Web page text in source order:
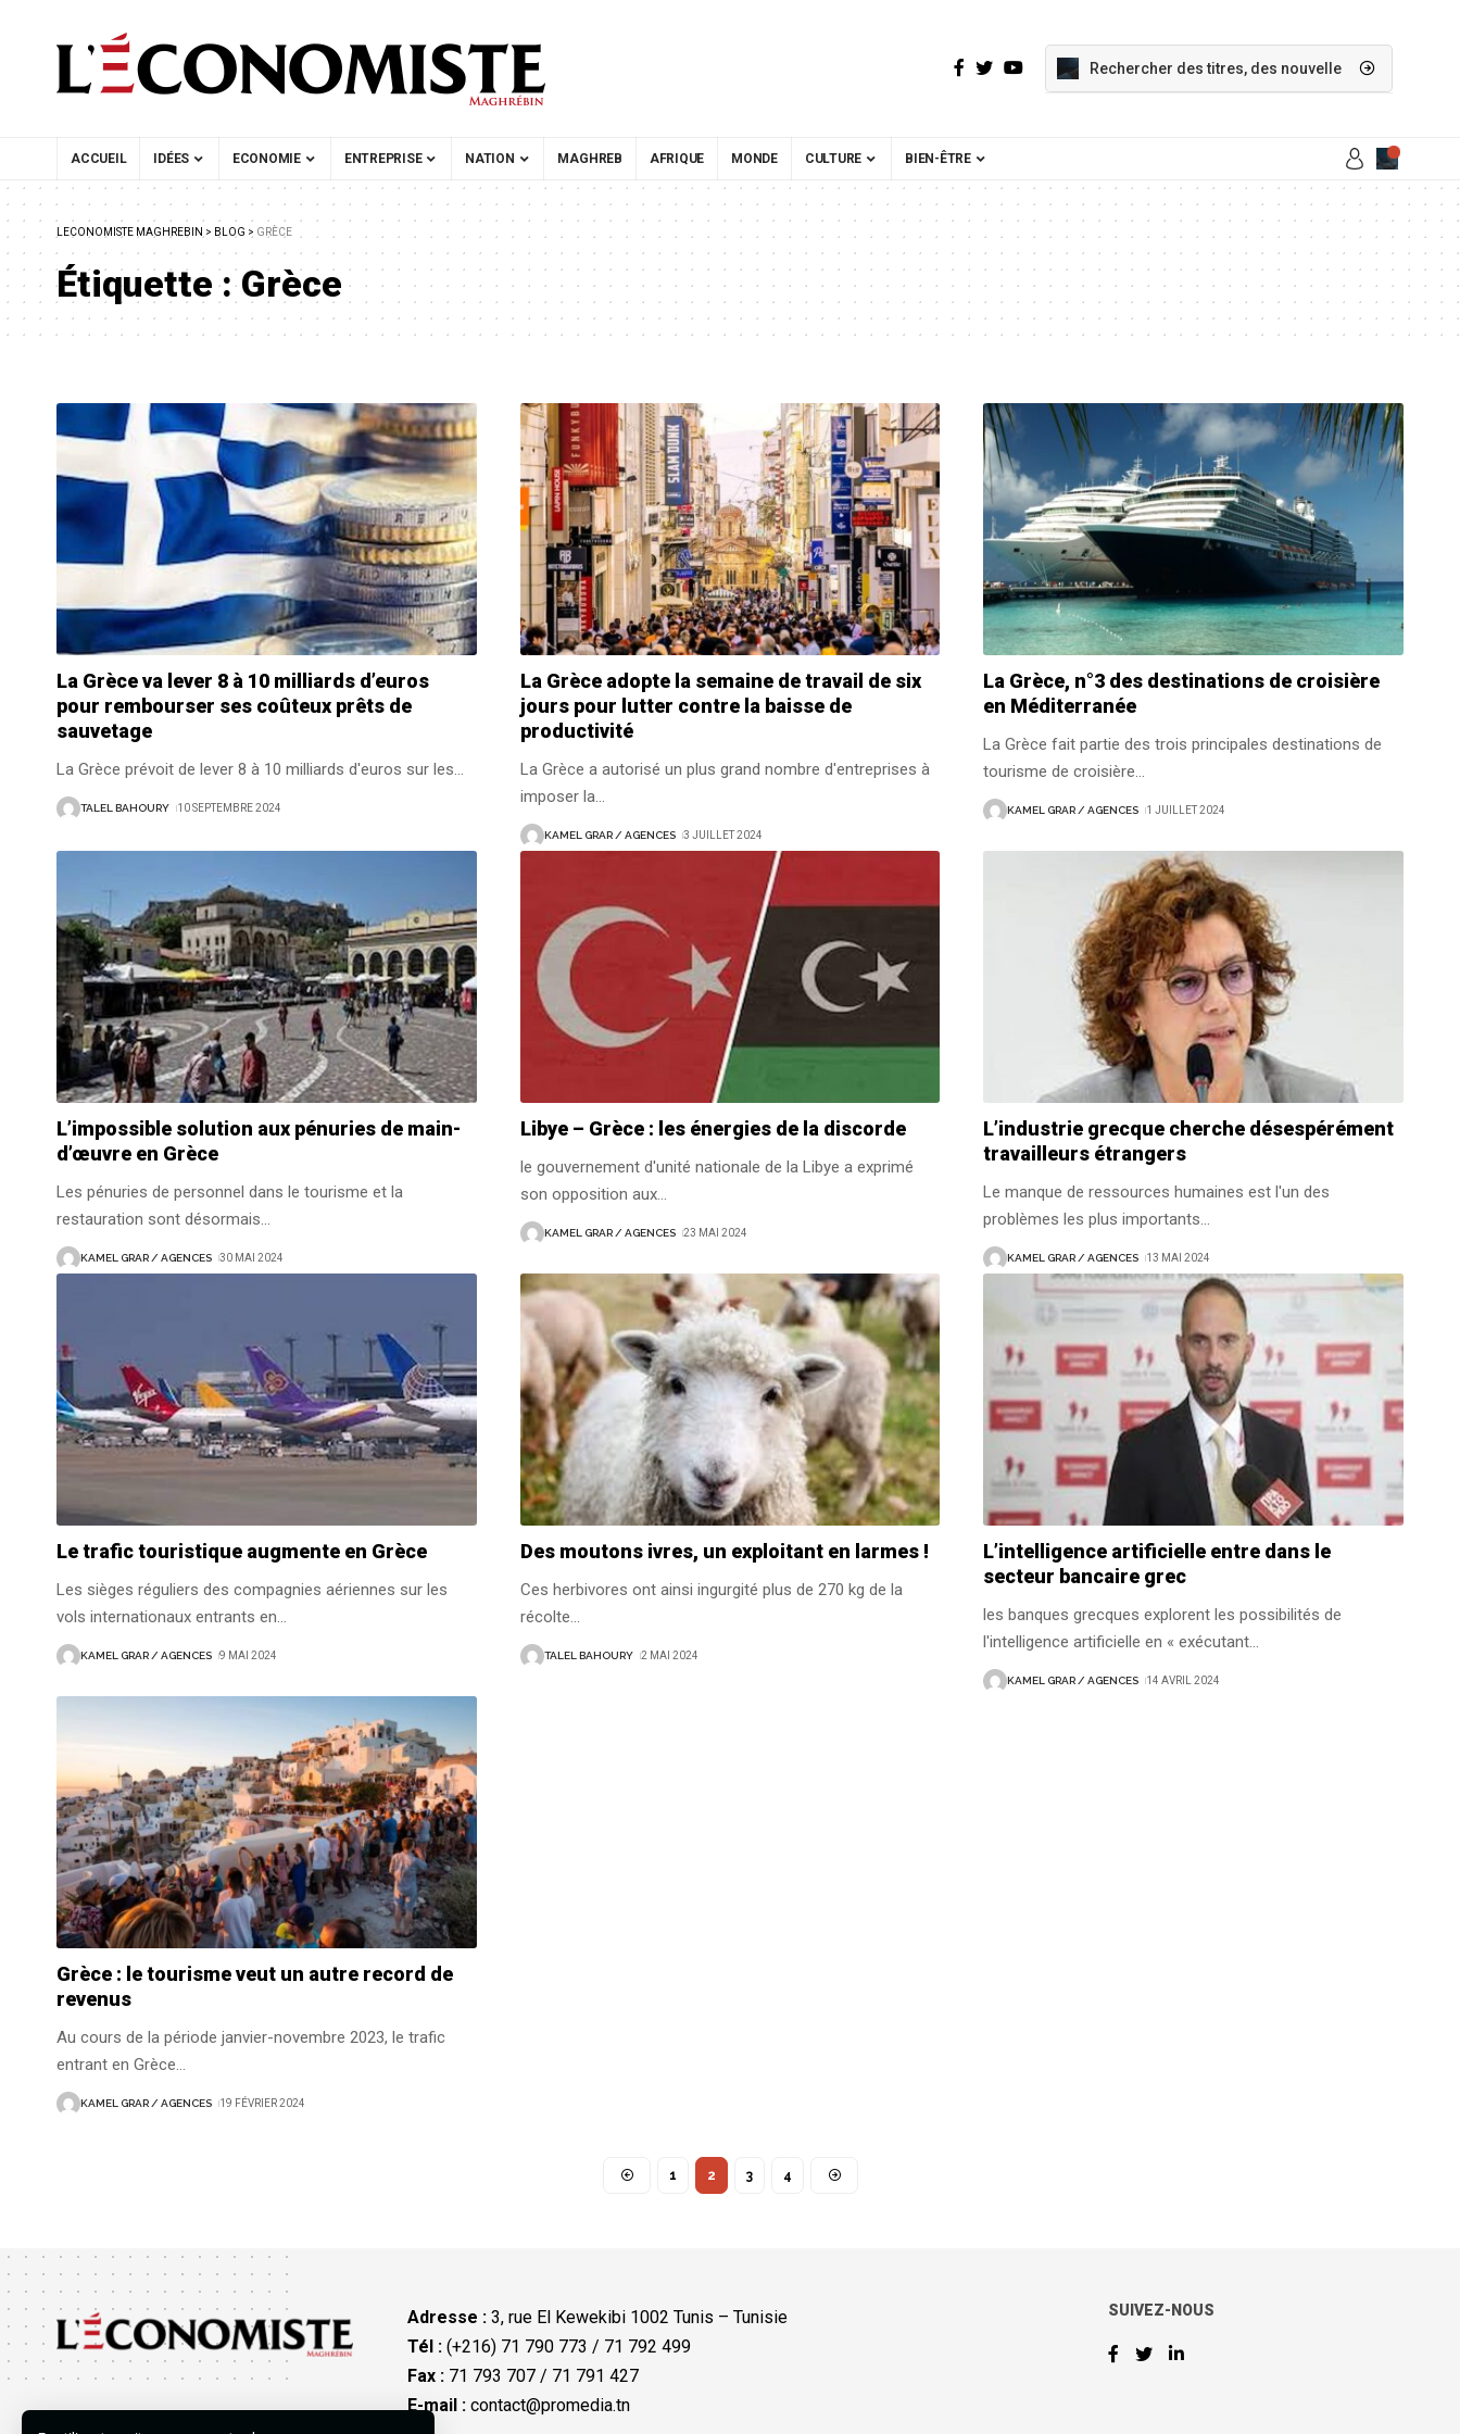
ACCUEIL IDÉES ECONOMIE ENTREPRISE NATION MAGHREB AFRIQUE MONDE CULTURE BIEN-ÊTRE
LECONOMISTE MAGHREBIN > BLOG > GRÈCE
Étiquette :Grèce
La Grèce va lever 8 à 10 milliards d’euros
pour rembourser ses coûteux prêts de
sauvetage
La Grèce prévoit de lever 8 à 10 milliards d'euros sur les…
TALEL BAHOURY 10 SEPTEMBRE 2024
La Grèce adopte la semaine de travail de six
jours pour lutter contre la baisse de
productivité
La Grèce a autorisé un plus grand nombre d'entreprises à
imposer la…
KAMEL GRAR / AGENCES 3 JUILLET 2024
La Grèce, n°3 des destinations de croisière
en Méditerranée
La Grèce fait partie des trois principales destinations de
tourisme de croisière…
KAMEL GRAR / AGENCES 1 JUILLET 2024
L’impossible solution aux pénuries de main-
d’œuvre en Grèce
Les pénuries de personnel dans le tourisme et la
restauration sont désormais…
KAMEL GRAR / AGENCES 30 MAI 2024
Libye – Grèce : les énergies de la discorde
le gouvernement d'unité nationale de la Libye a exprimé
son opposition aux…
KAMEL GRAR / AGENCES 23 MAI 2024
L’industrie grecque cherche désespérément
travailleurs étrangers
Le manque de ressources humaines est l'un des
problèmes les plus importants…
KAMEL GRAR / AGENCES 13 MAI 2024
Le trafic touristique augmente en Grèce
Les sièges réguliers des compagnies aériennes sur les
vols internationaux entrants en…
KAMEL GRAR / AGENCES 9 MAI 2024
Des moutons ivres, un exploitant en larmes !
Ces herbivores ont ainsi ingurgité plus de 270 kg de la
récolte…
TALEL BAHOURY 2 MAI 2024
L’intelligence artificielle entre dans le
secteur bancaire grec
les banques grecques explorent les possibilités de
l'intelligence artificielle en « exécutant…
KAMEL GRAR / AGENCES 14 AVRIL 2024
Grèce : le tourisme veut un autre record de
revenus
Au cours de la période janvier-novembre 2023, le trafic
entrant en Grèce…
KAMEL GRAR / AGENCES 19 FÉVRIER 2024
1 2 3 4
Adresse : 3, rue El Kewekibi 1002 Tunis – Tunisie
Tél :(+216) 71 790 773 / 71 792 499
Fax :71 793 707 / 71 791 427
E-mail : contact@promedia.tn
SUIVEZ-NOUS